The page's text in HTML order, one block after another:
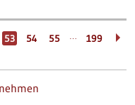
53 54 55 … 199